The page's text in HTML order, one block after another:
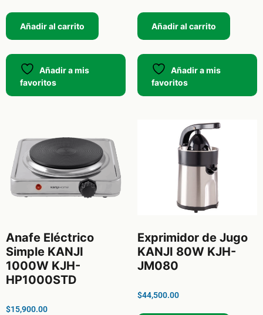
Añadir al carrito
Añadir a mis
favoritos
Añadir al carrito
Añadir a mis
favoritos
Anafe Eléctrico
Simple KANJI
1000W KJH-
HP1000STD
$15,900.00
Exprimidor de Jugo
KANJI 80W KJH-
JM080
$44,500.00